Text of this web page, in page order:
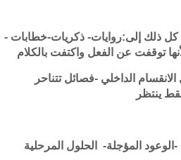
ذلك إلى:روايات- ذكريات-خطابات -
توقفت عن الفعل واكتفت بالكلام
الداخلي -فصائل تتناحر
ينتظر
المؤجلة- الحلول المرحلية